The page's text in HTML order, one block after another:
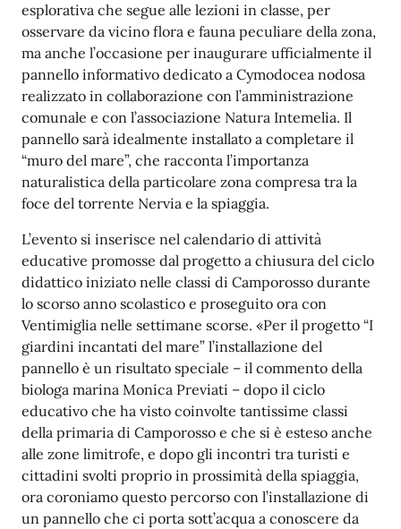
esplorativa che segue alle lezioni in classe, per
osservare da vicino flora e fauna peculiare della zona,
ma anche l’occasione per inaugurare ufficialmente il
pannello informativo dedicato a Cymodocea nodosa
realizzato in collaborazione con l’amministrazione
comunale e con l’associazione Natura Intemelia. Il
pannello sarà idealmente installato a completare il
“muro del mare”, che racconta l’importanza
naturalistica della particolare zona compresa tra la
foce del torrente Nervia e la spiaggia.
L’evento si inserisce nel calendario di attività
educative promosse dal progetto a chiusura del ciclo
didattico iniziato nelle classi di Camporosso durante
lo scorso anno scolastico e proseguito ora con
Ventimiglia nelle settimane scorse. «Per il progetto “I
giardini incantati del mare” l’installazione del
pannello è un risultato speciale – il commento della
biologa marina Monica Previati – dopo il ciclo
educativo che ha visto coinvolte tantissime classi
della primaria di Camporosso e che si è esteso anche
alle zone limitrofe, e dopo gli incontri tra turisti e
cittadini svolti proprio in prossimità della spiaggia,
ora coroniamo questo percorso con l’installazione di
un pannello che ci porta sott’acqua a conoscere da